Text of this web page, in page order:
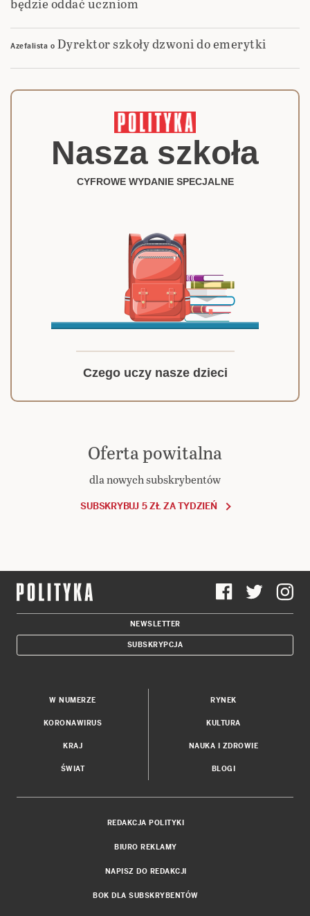
Azefalista o Dyrektor szkoły dzwoni do emerytki
Nasza szkoła
CYFROWE WYDANIE SPECJALNE
Czego uczy nasze dzieci
Oferta powitalna
dla nowych subskrybentów
SUBSKRYBUJ 5 ZŁ ZA TYDZIEŃ
NEWSLETTER
SUBSKRYPCJA
W NUMERZE
KORONAWIRUS
KRAJ
ŚWIAT
RYNEK
KULTURA
NAUKA I ZDROWIE
BLOGI
REDAKCJA POLITYKI
BIURO REKLAMY
NAPISZ DO REDAKCJI
BOK DLA SUBSKRYBENTÓW